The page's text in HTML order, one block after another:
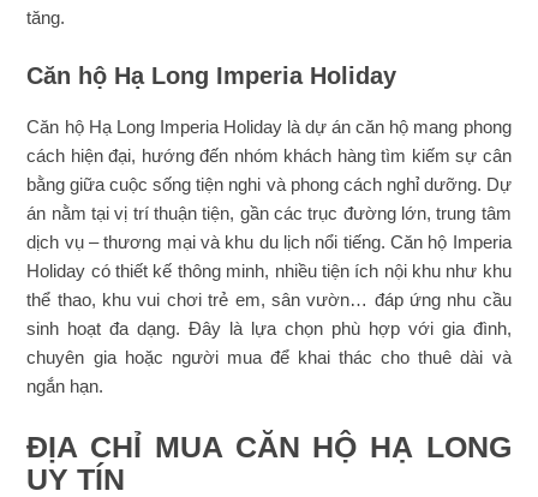
tăng.
Căn hộ Hạ Long Imperia Holiday
Căn hộ Hạ Long Imperia Holiday là dự án căn hộ mang phong
cách hiện đại, hướng đến nhóm khách hàng tìm kiếm sự cân
bằng giữa cuộc sống tiện nghi và phong cách nghỉ dưỡng. Dự
án nằm tại vị trí thuận tiện, gần các trục đường lớn, trung tâm
dịch vụ – thương mại và khu du lịch nổi tiếng. Căn hộ Imperia
Holiday có thiết kế thông minh, nhiều tiện ích nội khu như khu
thể thao, khu vui chơi trẻ em, sân vườn… đáp ứng nhu cầu
sinh hoạt đa dạng. Đây là lựa chọn phù hợp với gia đình,
chuyên gia hoặc người mua để khai thác cho thuê dài và
ngắn hạn.
ĐỊA CHỈ MUA CĂN HỘ HẠ LONG
UY TÍN